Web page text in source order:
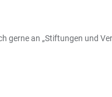
gerne an „Stiftungen und